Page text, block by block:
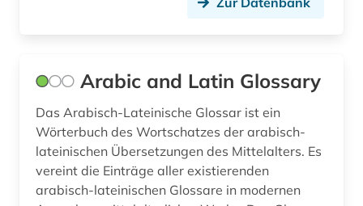
musik (1)
nachlass (1)
nachschlagewerk (3)
naturwissenschaft (3)
Arabic and Latin Glossary
Das Arabisch-Lateinische Glossar ist ein
Wörterbuch des Wortschatzes der arabisch-
lateinischen Übersetzungen des Mittelalters. Es
vereint die Einträge aller existierenden
arabisch-lateinischen Glossare in modernen